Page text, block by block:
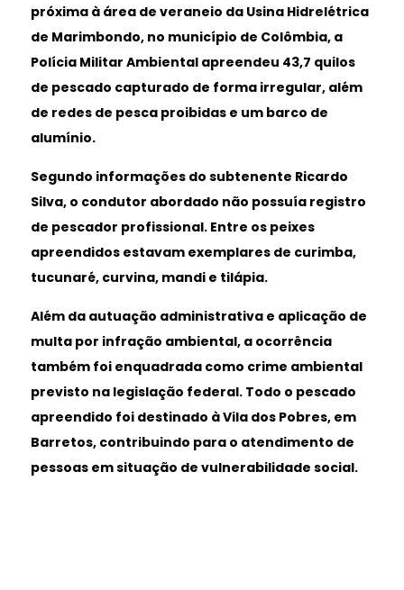
próxima à área de veraneio da Usina Hidrelétrica
de Marimbondo, no município de Colômbia, a
Polícia Militar Ambiental apreendeu 43,7 quilos
de pescado capturado de forma irregular, além
de redes de pesca proibidas e um barco de
alumínio.
Segundo informações do subtenente Ricardo
Silva, o condutor abordado não possuía registro
de pescador profissional. Entre os peixes
apreendidos estavam exemplares de curimba,
tucunaré, curvina, mandi e tilápia.
Além da autuação administrativa e aplicação de
multa por infração ambiental, a ocorrência
também foi enquadrada como crime ambiental
previsto na legislação federal. Todo o pescado
apreendido foi destinado à Vila dos Pobres, em
Barretos, contribuindo para o atendimento de
pessoas em situação de vulnerabilidade social.